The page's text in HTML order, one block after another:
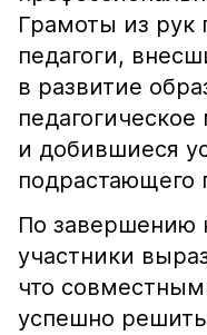
Грамоты из рук
педагоги,
в развитие
педагогическое
и добившиеся
подрастающего
По завершению
участники
что
успешно